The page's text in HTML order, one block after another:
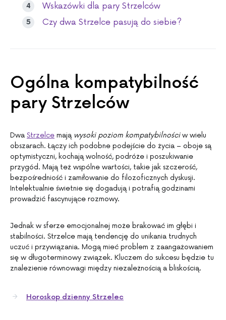
Wskazówki dla pary Strzelców
Czy dwa Strzelce pasują do siebie?
Ogólna kompatybilność
pary Strzelców
Dwa Strzelce mają wysoki poziom kompatybilnościw wielu
obszarach. Łączy ich podobne podejście do życia – oboje są
optymistyczni, kochają wolność, podróże i poszukiwanie
przygód. Mają też wspólne wartości, takie jak szczerość,
bezpośredniość i zamiłowanie do filozoficznych dyskusji.
Intelektualnie świetnie się dogadują i potrafią godzinami
prowadzić fascynujące rozmowy.
Jednak w sferze emocjonalnej może brakować im głębi i
stabilności. Strzelce mają tendencję do unikania trudnych
uczuć i przywiązania. Mogą mieć problem z zaangażowaniem
się w długoterminowy związek. Kluczem do sukcesu będzie tu
znalezienie równowagi między niezależnością a bliskością.
Horoskop dzienny Strzelec